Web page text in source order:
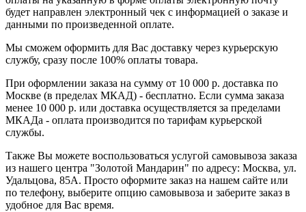
будет направлен электронный чек с информацией о заказе и
данными по произведенной оплате.
Мы сможем оформить для Вас доставку через курьерскую
службу, сразу после 100% оплаты товара.
При оформлении заказа на сумму от 10 000 р. доставка по
Москве (в пределах МКАД) - бесплатно. Если сумма заказа
менее 10 000 р. или доставка осуществляется за пределами
МКАДа - оплата производится по тарифам курьерской
службы.
Также Вы можете воспользоваться услугой самовывоза заказа
из нашего центра "Золотой Мандарин" по адресу: Москва, ул.
Удальцова, 85А. Просто оформите заказ на нашем сайте или
по телефону, выберите опцию самовывоза и заберите заказ в
удобное для Вас время.